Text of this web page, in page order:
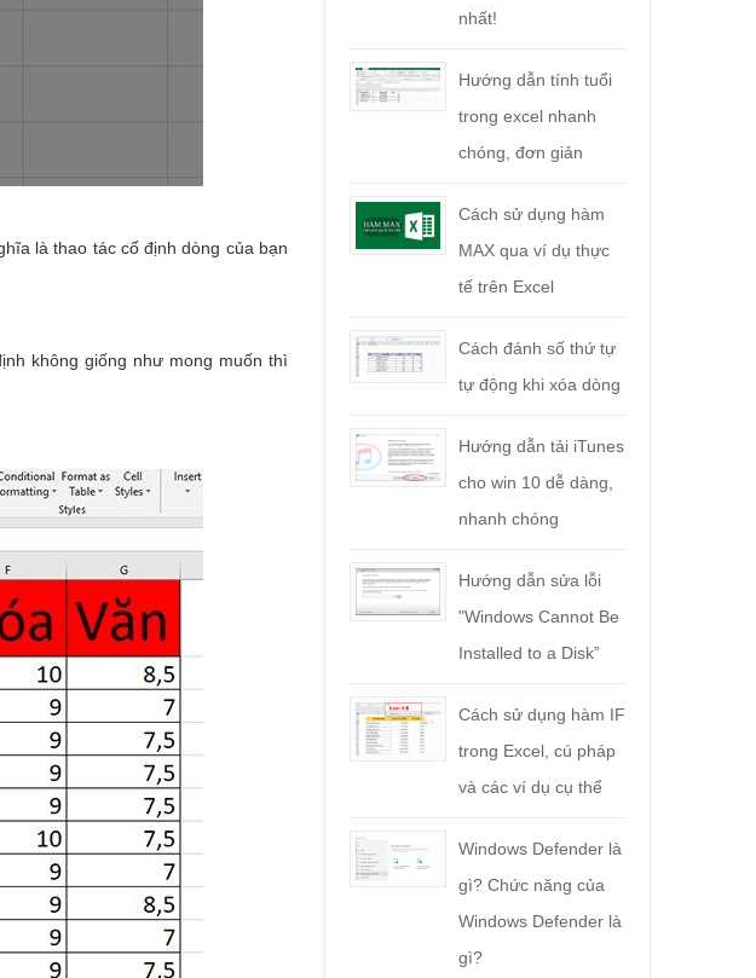
là thao tác cố định dòng của bạn
không giống như mong muốn thì
nhất!
Hướng dẫn tính tuổi
trong excel nhanh
chóng, đơn giản
Cách sử dụng hàm
MAX qua ví dụ thực
tế trên Excel
Cách đánh số thứ tự
tự động khi xóa dòng
Hướng dẫn tải iTunes
cho win 10 dễ dàng,
nhanh chóng
Hướng dẫn sửa lỗi
"Windows Cannot Be
Installed to a Disk”
Cách sử dụng hàm IF
trong Excel, cú pháp
và các ví dụ cụ thể
Windows Defender là
gì? Chức năng của
Windows Defender là
gì?